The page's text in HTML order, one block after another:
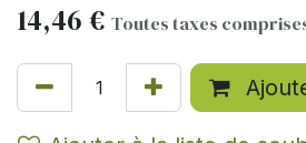
14,46 € Toutes taxes